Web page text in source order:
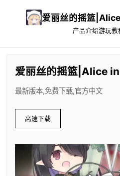
爱丽丝的摇篮
产品介绍游玩教
爱丽丝的摇篮|Alice
最新版本,免费下载,官方中文
高速下载